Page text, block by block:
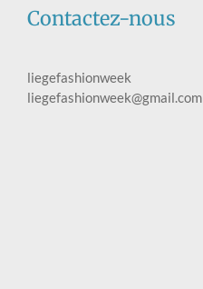
Contactez-nous
liegefashionweek
liegefashionweek@gmail.com